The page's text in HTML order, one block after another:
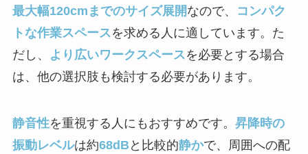
最大幅120cmまでのサイズ展開なので、
コンパク
トな作業スペースを求める人に適しています。た
だし、
より広いワークスペースを必要とする場合
は、他の選択肢も検討する必要があります。
静音性を重視する人にもおすすめです。 昇降時の
振動レベルは約68dB と比較的静かで、周囲への配